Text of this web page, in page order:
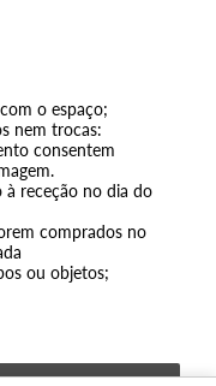
o espaço;
nem trocas:
consentem
à receção no dia do
comprados no
ou objetos;